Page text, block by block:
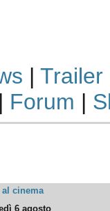
| Trailer
| Forum |
al cinema
6 agosto